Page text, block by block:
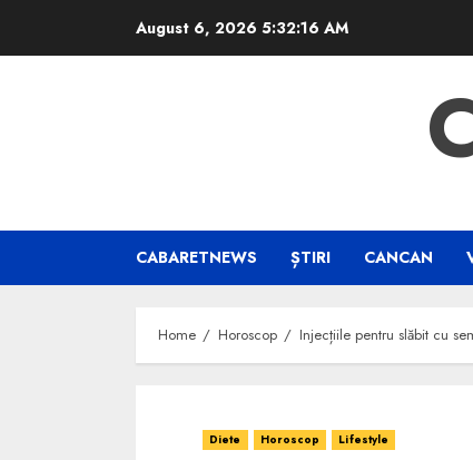
August 6, 2026 5:32:17 AM
CABARETNEWS ȘTIRI CANCAN
Home Horoscop Injecțiile pentru slăbit cu
Diete Horoscop Lifestyle